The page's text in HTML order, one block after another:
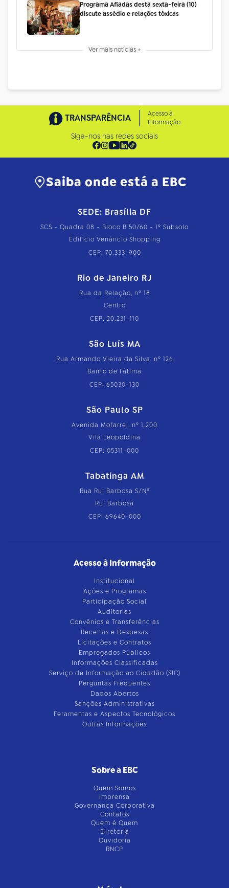
Programa Afiadas desta sexta-feira (10)
discute assédio e relações tóxicas
Ver mais notícias +
TRANSPARÊNCIA
Acesso à
Informação
Siga-nos nas redes sociais
Saiba onde está a EBC
SEDE: Brasília DF
SCS - Quadra 08 - Bloco B 50/60 - 1º Subsolo
Edifício Venâncio Shopping
CEP: 70.333-900
Rio de Janeiro RJ
Rua da Relação, nº 18
Centro
CEP: 20.231-110
São Luís MA
Rua Armando Vieira da Silva, nº 126
Bairro de Fátima
CEP: 65030-130
São Paulo SP
Avenida Mofarrej, nº 1.200
Vila Leopoldina
CEP: 05311-000
Tabatinga AM
Rua Rui Barbosa S/Nº
Rui Barbosa
CEP: 69640-000
Acesso à Informação
Institucional
Ações e Programas
Participação Social
Auditorias
Convênios e Transferências
Receitas e Despesas
Licitações e Contratos
Empregados Públicos
Informações Classificadas
Serviço de Informação ao Cidadão (SIC)
Perguntas Frequentes
Dados Abertos
Sanções Administrativas
Feramentas e Aspectos Tecnológicos
Outras Informações
Sobre a EBC
Quem Somos
Imprensa
Governança Corporativa
Contatos
Quem é Quem
Diretoria
Ouvidoria
RNCP